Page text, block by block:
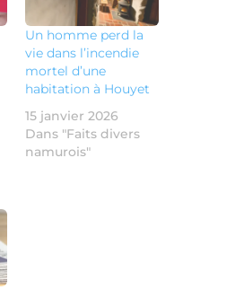
Un homme perd la
vie dans l’incendie
mortel d’une
habitation à Houyet
15 janvier 2026
Dans "Faits divers
namurois"